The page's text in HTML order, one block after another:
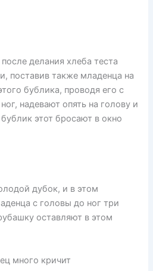
делания хлеба теста
поставив также младенца на
бублика, проводя его с
надевают опять на голову и
этот бросают в окно
дубок, и в этом
с головы до ног три
оставляют в этом
много кричит